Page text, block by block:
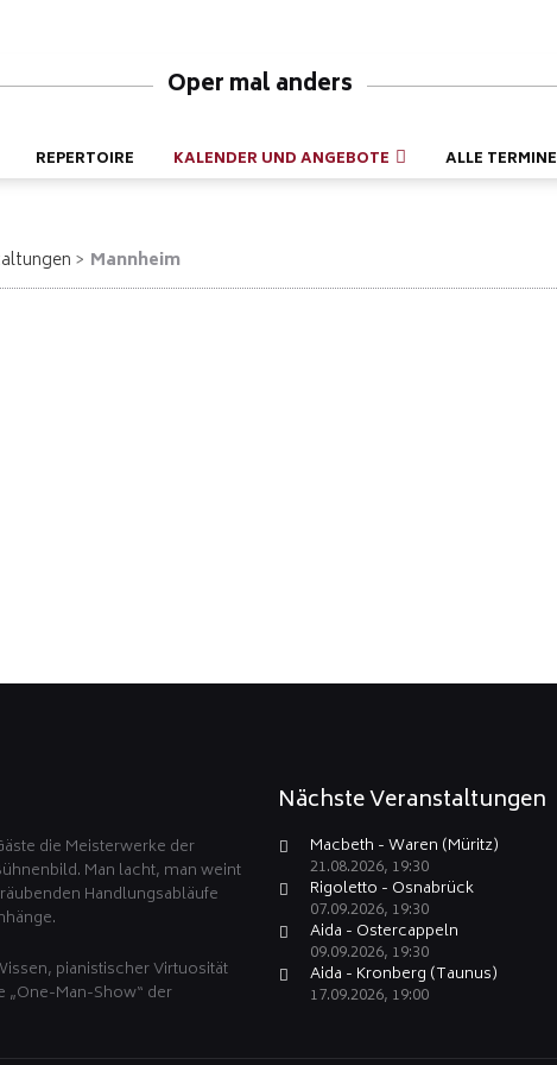
Oper mal anders
REPERTOIRE KALENDER UND ANGEBOTE ALLE TERMINE
Mannheim
die Meisterwerke der
Man lacht, man weint
Handlungsabläufe
pianistischer Virtuosität
Man-Show“ der
Nächste Veranstaltungen
Macbeth - Waren (Müritz)
21.08.2026, 19:30
Rigoletto - Osnabrück
07.09.2026, 19:30
Aida - Ostercappeln
09.09.2026, 19:30
Aida - Kronberg (Taunus)
17.09.2026, 19:00